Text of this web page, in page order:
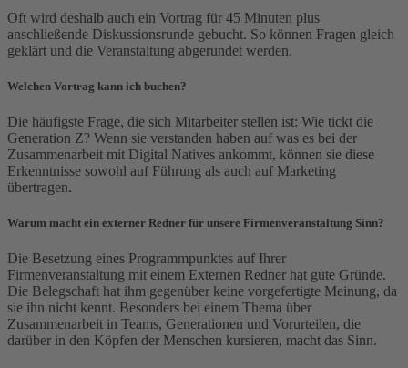
Oft wird deshalb auch ein Vortrag für 45 Minuten plus
anschließende Diskussionsrunde gebucht. So können Fragen gleich
geklärt und die Veranstaltung abgerundet werden.
Welchen Vortrag kann ich buchen?
Die häufigste Frage, die sich Mitarbeiter stellen ist: Wie tickt die
Generation Z? Wenn sie verstanden haben auf was es bei der
Zusammenarbeit mit Digital Natives ankommt, können sie diese
Erkenntnisse sowohl auf Führung als auch auf Marketing
übertragen.
Warum macht ein externer Redner für unsere Firmenveranstaltung Sinn?
Die Besetzung eines Programmpunktes auf Ihrer
Firmenveranstaltung mit einem Externen Redner hat gute Gründe.
Die Belegschaft hat ihm gegenüber keine vorgefertigte Meinung, da
sie ihn nicht kennt. Besonders bei einem Thema über
Zusammenarbeit in Teams, Generationen und Vorurteilen, die
darüber in den Köpfen der Menschen kursieren, macht das Sinn.